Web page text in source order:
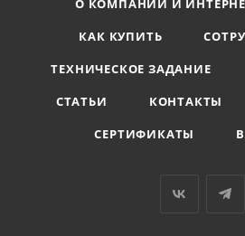
О КОМПАНИИ И
КАК КУПИТЬ
ТЕХНИЧЕСКОЕ ЗАДАНИЕ
СТАТЬИ
КОНТАКТЫ
СЕРТИФИКАТЫ